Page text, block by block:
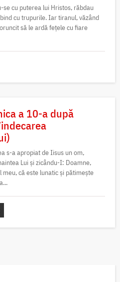
se cu puterea lui Hristos, răbdau
cu trupurile. Iar tiranul, văzând
să le ardă fețele cu fiare
a 10-a după
s-a apropiat de Iisus un om,
Lui și zicându-I: Doamne,
meu, că este lunatic și pătimește